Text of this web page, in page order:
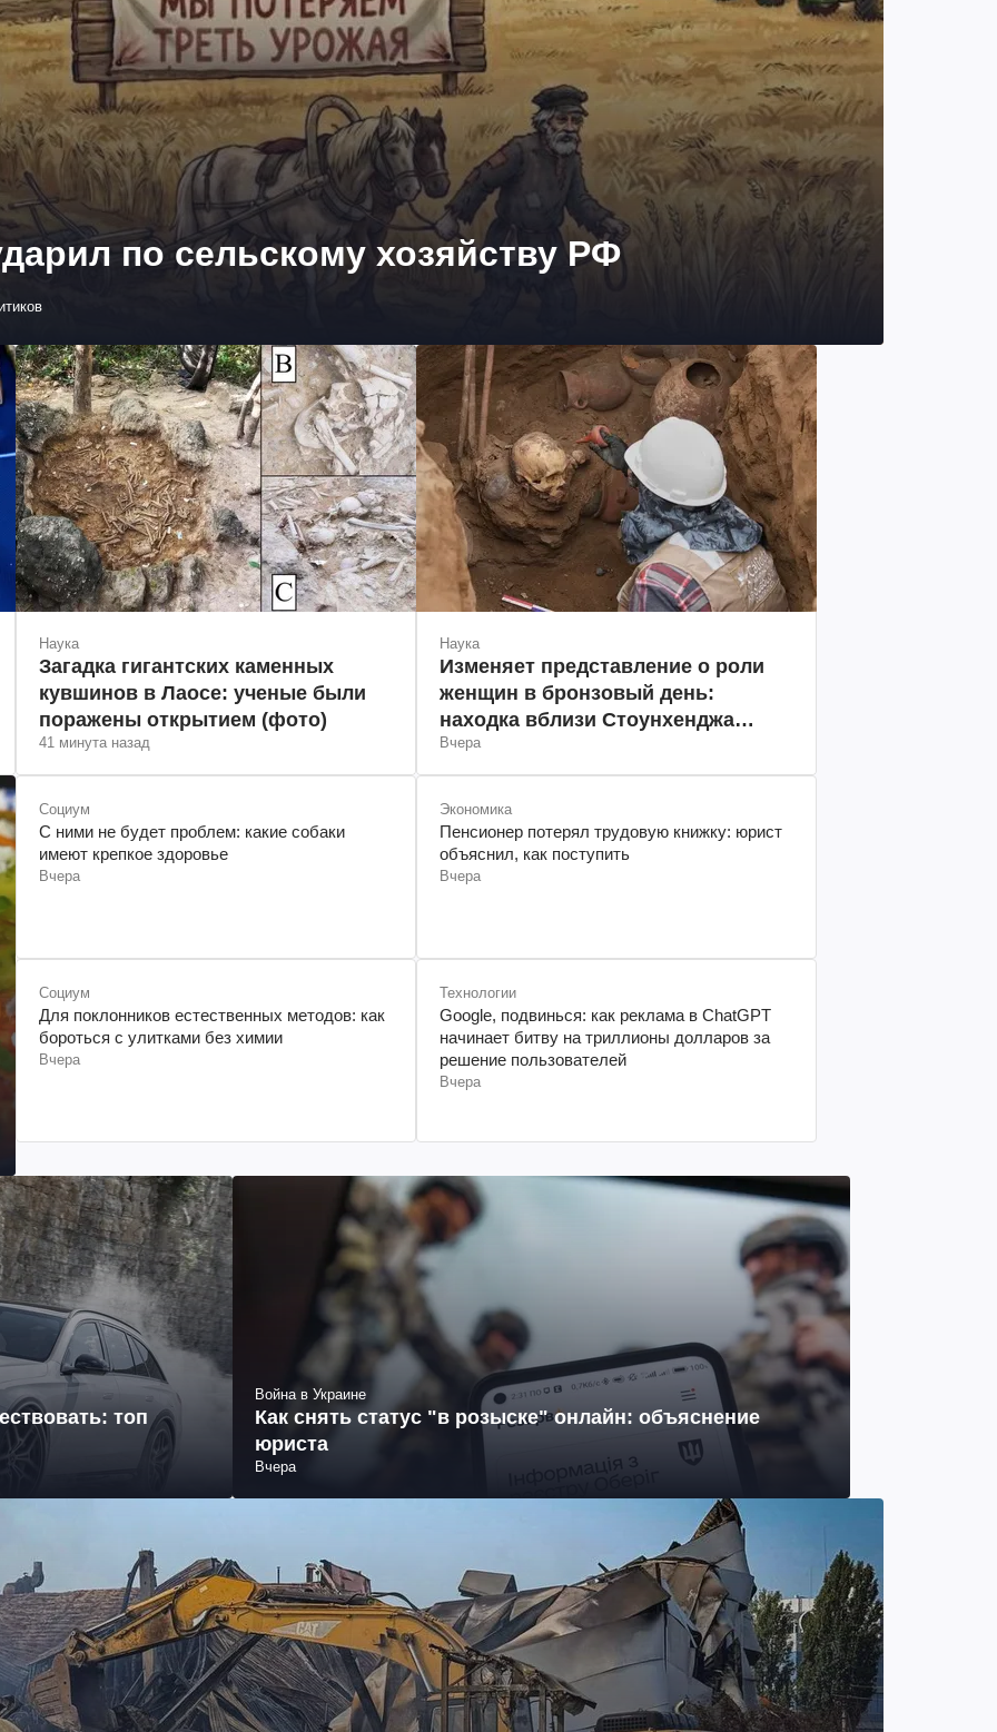
по сельскому хозяйству РФ
Наука
Загадка гигантских каменных
кувшинов в Лаосе: ученые были
поражены открытием (фото)
41 минута назад
Наука
Изменяет представление о роли
женщин в бронзовый день:
находка вблизи Стоунхенджа
поразила ученых (фото)
Вчера
Социум
С ними не будет проблем: какие собаки
имеют крепкое здоровье
Вчера
Социум
Для поклонников естественных методов: как
бороться с улитками без химии
Вчера
Экономика
Пенсионер потерял трудовую книжку: юрист
объяснил, как поступить
Вчера
Технологии
Google, подвинься: как реклама в ChatGPT
начинает битву на триллионы долларов за
решение пользователей
Вчера
топ
Война в Украине
Как снять статус "в розыске" онлайн: объяснение
юриста
Вчера